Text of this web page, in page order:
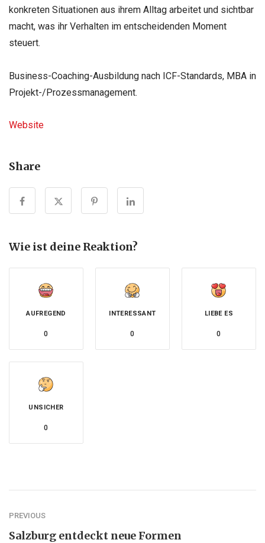
konkreten Situationen aus ihrem Alltag arbeitet und sichtbar
macht, was ihr Verhalten im entscheidenden Moment
steuert.
Business-Coaching-Ausbildung nach ICF-Standards, MBA in
Projekt-/Prozessmanagement.
Website
Share
Wie ist deine Reaktion?
AUFREGEND
0
INTERESSANT
0
LIEBE ES
0
UNSICHER
0
PREVIOUS
Salzburg entdeckt neue Formen